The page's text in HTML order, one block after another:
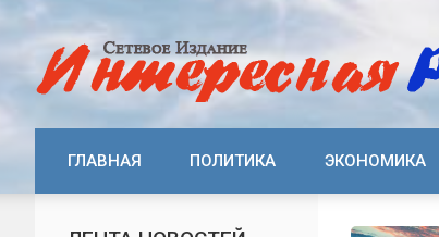
ГЛАВНАЯ ПОЛИТИКА ЭКОНОМИКА